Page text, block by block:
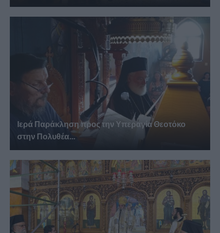
Ιερά Παράκληση προς την Υπεραγία Θεοτόκο
στην Πολυθέα...